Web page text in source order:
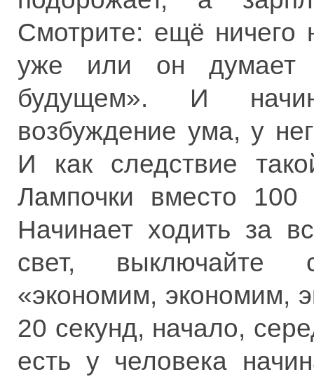
Смотрите: ещё
уже или он думает
будущем». И
возбуждение ума, у
И как следствие
Лампочки вместо 100
Начинает ходить за
свет, выключайте
«экономим, экономим,
20 секунд, начало,
есть у человека